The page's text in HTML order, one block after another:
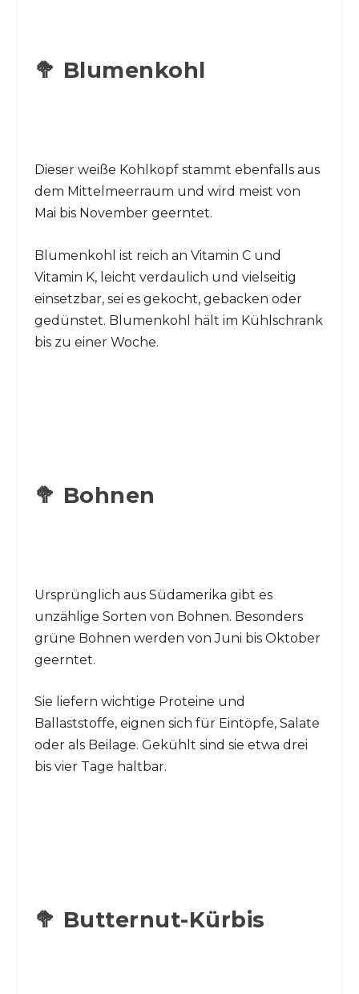
🥦 Blumenkohl
Dieser weiße Kohlkopf stammt ebenfalls aus
dem Mittelmeerraum und wird meist von
Mai bis November geerntet.
Blumenkohl ist reich an Vitamin C und
Vitamin K, leicht verdaulich und vielseitig
einsetzbar, sei es gekocht, gebacken oder
gedünstet. Blumenkohl hält im Kühlschrank
bis zu einer Woche.
🥦 Bohnen
Ursprünglich aus Südamerika gibt es
unzählige Sorten von Bohnen. Besonders
grüne Bohnen werden von Juni bis Oktober
geerntet.
Sie liefern wichtige Proteine und
Ballaststoffe, eignen sich für Eintöpfe, Salate
oder als Beilage. Gekühlt sind sie etwa drei
bis vier Tage haltbar.
🥦 Butternut-Kürbis